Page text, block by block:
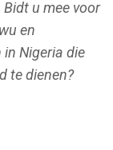
u mee voor
en
in Nigeria die
te dienen?